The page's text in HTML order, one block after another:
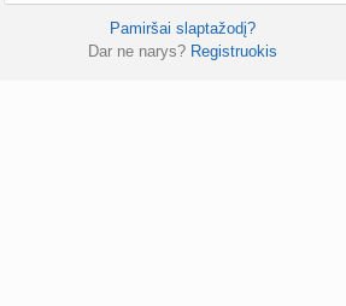
Pamiršai slaptažodį?
Dar ne narys? Registruokis